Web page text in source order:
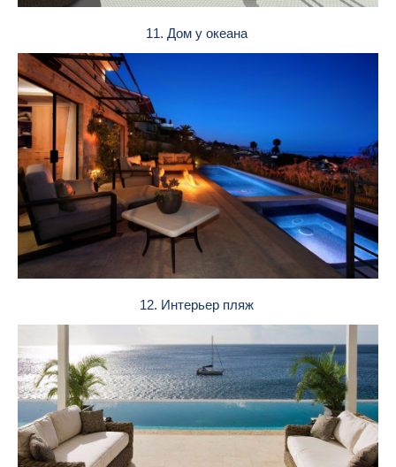
11. Дом у океана
12. Интерьер пляж